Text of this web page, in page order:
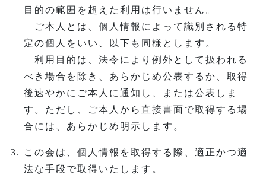
目的の範囲を超えた利用は行いません。
ご本人とは、個人情報によって識別される特
定の個人をいい、以下も同様とします。
利用目的は、法令により例外として扱われる
べき場合を除き、あらかじめ公表するか、取得
後速やかにご本人に通知し、または公表しま
す。ただし、ご本人から直接書面で取得する場
合には、あらかじめ明示します。
この会は、個人情報を取得する際、適正かつ適
法な手段で取得いたします。